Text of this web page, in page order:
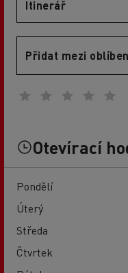
Itinerář
Přidat mezi
Otevírací
Pondělí
Úterý
Středa
Čtvrtek